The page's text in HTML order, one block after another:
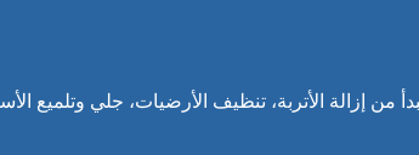
إزالة الأتربة، تنظيف الأرضيات، جلي وتلميع